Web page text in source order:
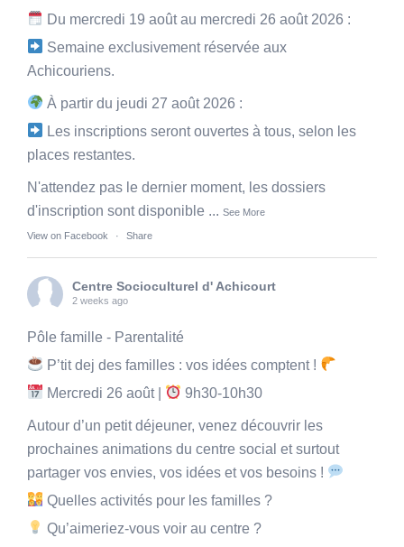
Du mercredi 19 août au mercredi 26 août 2026 :
Semaine exclusivement réservée aux
Achicouriens.
À partir du jeudi 27 août 2026 :
Les inscriptions seront ouvertes à tous, selon les
places restantes.
N'attendez pas le dernier moment, les dossiers
d'inscription sont disponible ... See More
View on Facebook · Share
Centre Socioculturel d' Achicourt
2 weeks ago
Pôle famille - Parentalité
P’tit dej des familles : vos idées comptent !
Mercredi 26 août |
9h30-10h30
Autour d’un petit déjeuner, venez découvrir les
prochaines animations du centre social et surtout
partager vos envies, vos idées et vos besoins !
Quelles activités pour les familles ?
Qu’aimeriez-vous voir au centre ?